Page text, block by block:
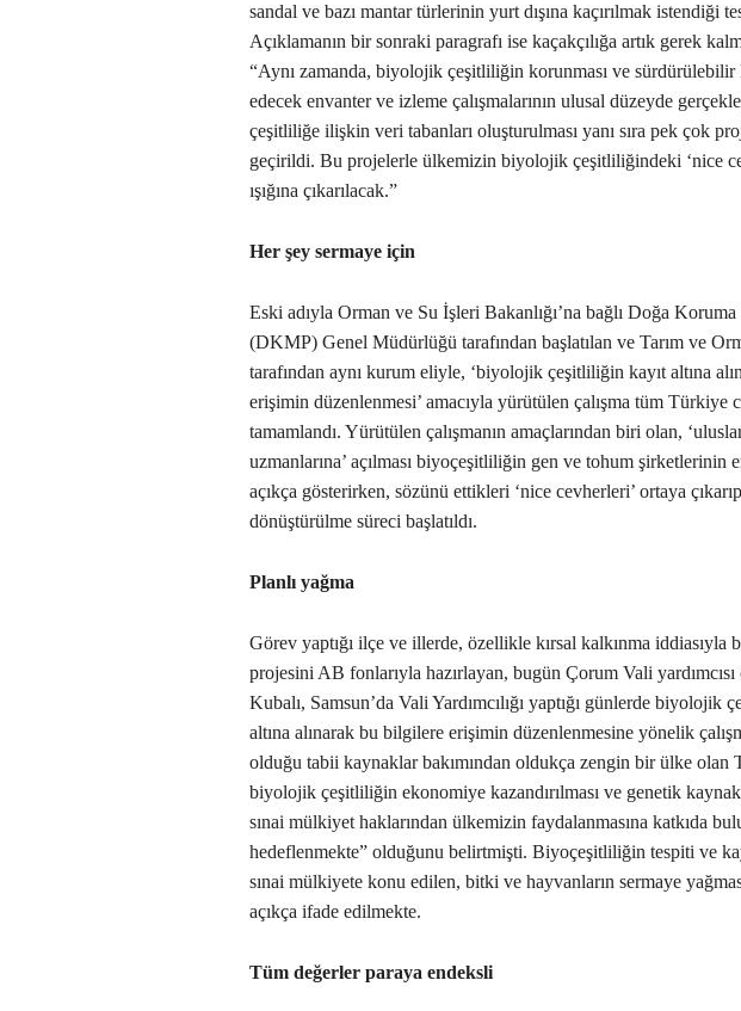
sandal ve bazı mantar türlerinin yurt dışına kaçırılmak istendiği
Açıklamanın bir sonraki paragrafı ise kaçakçılığa artık gerek
“Aynı zamanda, biyolojik çeşitliliğin korunması ve sürdürülebilir
edecek envanter ve izleme çalışmalarının ulusal düzeyde
çeşitliliğe ilişkin veri tabanları oluşturulması yanı sıra pek çok
geçirildi. Bu projelerle ülkemizin biyolojik çeşitliliğindeki ‘nice
ışığına çıkarılacak.”
Her şey sermaye için
Eski adıyla Orman ve Su İşleri Bakanlığı’na bağlı Doğa
(DKMP) Genel Müdürlüğü tarafından başlatılan ve Tarım ve
tarafından aynı kurum eliyle, ‘biyolojik çeşitliliğin kayıt altına
erişimin düzenlenmesi’ amacıyla yürütülen çalışma tüm Türkiye
tamamlandı. Yürütülen çalışmanın amaçlarından biri olan,
uzmanlarına’ açılması biyoçeşitliliğin gen ve tohum şirketlerinin
açıkça gösterirken, sözünü ettikleri ‘nice cevherleri’ ortaya
dönüştürülme süreci başlatıldı.
Planlı yağma
Görev yaptığı ilçe ve illerde, özellikle kırsal kalkınma iddiasıyla
projesini AB fonlarıyla hazırlayan, bugün Çorum Vali
Kubalı, Samsun’da Vali Yardımcılığı yaptığı günlerde biyolojik
altına alınarak bu bilgilere erişimin düzenlenmesine yönelik
olduğu tabii kaynaklar bakımından oldukça zengin bir ülke olan
biyolojik çeşitliliğin ekonomiye kazandırılması ve genetik
sınai mülkiyet haklarından ülkemizin faydalanmasına katkıda
hedeflenmekte” olduğunu belirtmişti. Biyoçeşitliliğin tespiti ve
sınai mülkiyete konu edilen, bitki ve hayvanların sermaye
açıkça ifade edilmekte.
Tüm değerler paraya endeksli